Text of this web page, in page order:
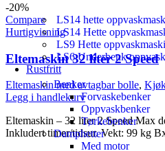
LS14 hette
LS14 Hette
LS9 Hette
LS6 Underbenk
Rustfritt
Benker
Forvaskebenker
Oppvaskbenker
Tørkebenker
Damphetter
Med motor
-20%
Compare
Hurtigvisning
Eltemaskin 32 liter 2 Speed
Eltemaskin med avtagbar bolle,
Legg i handlekurv
Eltemaskin – 32 liter 2 Speed Max
Inkludert timer/tidsur. Vekt: 99 kg